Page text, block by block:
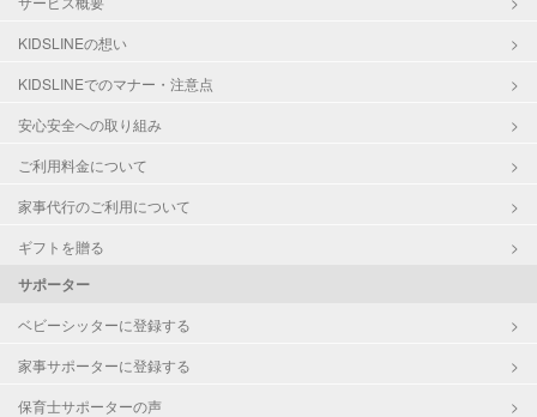
KIDSLINEの想い
KIDSLINEでのマナー・注意点
安心安全への取り組み
ご利用料金について
家事代行のご利用について
ギフトを贈る
サポーター
ベビーシッターに登録する
家事サポーターに登録する
保育士サポーターの声